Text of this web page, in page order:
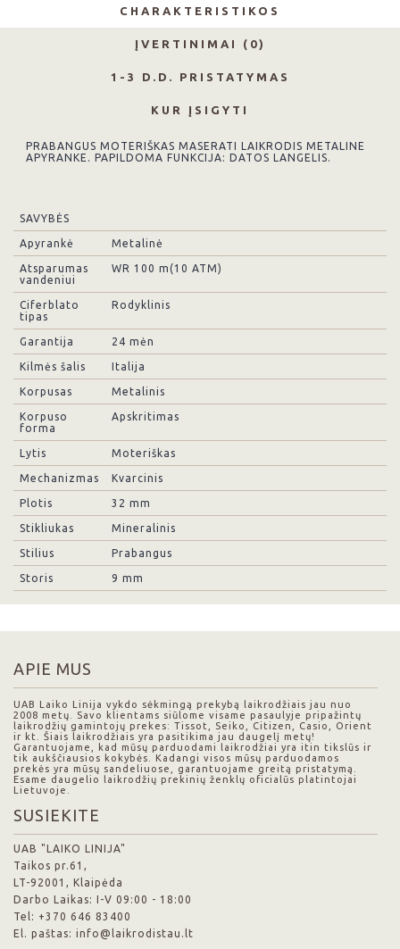
CHARAKTERISTIKOS
ĮVERTINIMAI (0)
1-3 D.D. PRISTATYMAS
KUR ĮSIGYTI
PRABANGUS MOTERIŠKAS MASERATI LAIKRODIS METALINE
APYRANKE. PAPILDOMA FUNKCIJA: DATOS LANGELIS.
SAVYBĖS
Apyrankė Metalinė
Atsparumas
vandeniui
WR 100 m(10 ATM)
Ciferblato
tipas
Rodyklinis
Garantija 24 mėn
Kilmės šalis Italija
Korpusas Metalinis
Korpuso
forma
Apskritimas
Lytis Moteriškas
Mechanizmas Kvarcinis
Plotis 32 mm
Stikliukas Mineralinis
Stilius Prabangus
Storis 9 mm
APIE MUS
UAB Laiko Linija vykdo sėkmingą prekybą laikrodžiais jau nuo
2008 metų. Savo klientams siūlome visame pasaulyje pripažintų
laikrodžių gamintojų prekes: Tissot, Seiko, Citizen, Casio, Orient
ir kt. Šiais laikrodžiais yra pasitikima jau daugelį metų!
Garantuojame, kad mūsų parduodami laikrodžiai yra itin tikslūs ir
tik aukščiausios kokybės. Kadangi visos mūsų parduodamos
prekės yra mūsų sandeliuose, garantuojame greitą pristatymą.
Esame daugelio laikrodžių prekinių ženklų oficialūs platintojai
Lietuvoje.
SUSIEKITE
UAB "LAIKO LINIJA"
Taikos pr.61,
LT-92001, Klaipėda
Darbo Laikas: I-V 09:00 - 18:00
Tel: +370 646 83400
El. paštas: info@laikrodistau.lt